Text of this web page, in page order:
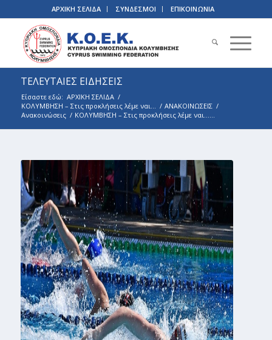
ΑΡΧΙΚΗ ΣΕΛΙΔΑ ΣΥΝΔΕΣΜΟΙ ΕΠΙΚΟΙΝΩΝΙΑ
ΤΕΛΕΥΤΑΙΕΣ ΕΙΔΗΣΕΙΣ
Είσαστε εδώ: ΑΡΧΙΚΗ ΣΕΛΙΔΑ /
ΚΟΛΥΜΒΗΣΗ – Στις προκλήσεις λέμε ναι… / ΑΝΑΚΟΙΝΩΣΕΙΣ /
Ανακοινώσεις / ΚΟΛΥΜΒΗΣΗ – Στις προκλήσεις λέμε ναι…...